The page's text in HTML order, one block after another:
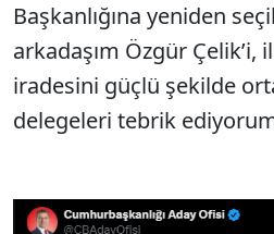
Başkanlığına yeniden
arkadaşım Özgür Çelik’i,
iradesini güçlü şekilde
delegeleri tebrik